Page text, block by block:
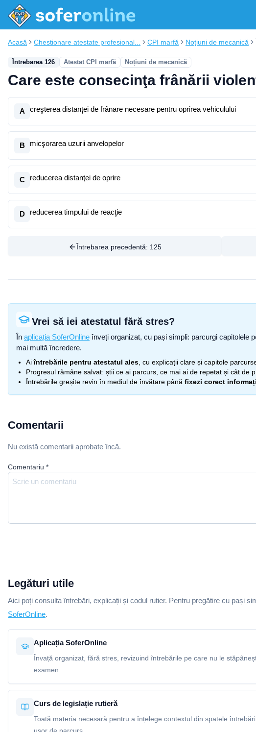
Acasă Chestionare atestate profesional... CPI marfă Noțiuni de mecanică
Întrebarea 126 Atestat CPI marfă Noțiuni de mecanică
Care este consecinţa frânării
A creşterea distanţei de frânare necesare pentru oprirea vehiculului
B micşorarea uzurii anvelopelor
C reducerea distanţei de oprire
D reducerea timpului de reacţie
Întrebarea precedentă: 125
Vrei să iei atestatul fără stres?
În aplicația SoferOnline înveți organizat, cu pași simpli: parcurgi capitolele
mai multă încredere.
Aiîntrebările pentru atestatul ales , cu explicații clare și capitole
Progresul rămâne salvat: știi ce ai parcurs, ce mai ai de repetat și cât de
Întrebările greșite revin în mediul de învățare până fixezi corect
Comentarii
Nu există comentarii aprobate încă.
Comentariu *
Legături utile
Aici poți consulta întrebări, explicații și codul rutier. Pentru pregătire cu pași
SoferOnline.
Aplicația SoferOnline
Învață organizat, fără stres, revizuind întrebările pe care nu le
examen.
Curs de legislație rutieră
Toată materia necesară pentru a înțelege contextul din spatele